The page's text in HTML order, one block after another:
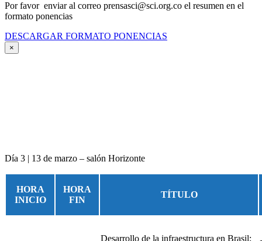
Por favor enviar al correo prensasci@sci.org.co el resumen en el
formato ponencias
DESCARGAR FORMATO PONENCIAS
×
Día 3 | 13 de marzo – salón Horizonte
HORA
INICIO
HORA
FIN
TÍTULO
Desarrollo de la infraestructura en Brasil;